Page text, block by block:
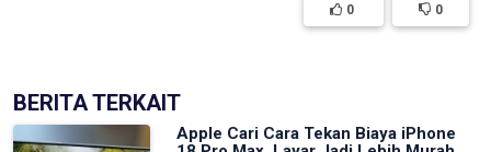
0 0
BERITA TERKAIT
Apple Cari Cara Tekan Biaya iPhone